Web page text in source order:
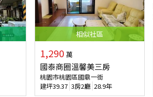
相似社區
1,290 萬
國泰商圈溫馨美三房
桃園市桃園區國鼎一街
建坪39.37 3房2廳 28.9年